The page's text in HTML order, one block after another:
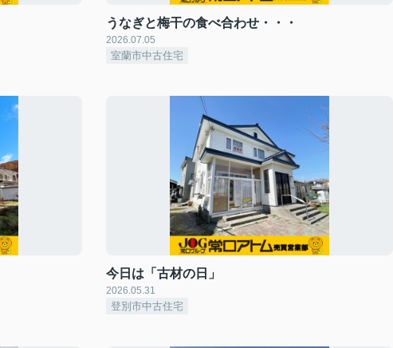
うなぎと梅干の食べ合わせ・・・
2026.07.05
室蘭市中古住宅
今日は「古材の日」
2026.05.31
登別市中古住宅